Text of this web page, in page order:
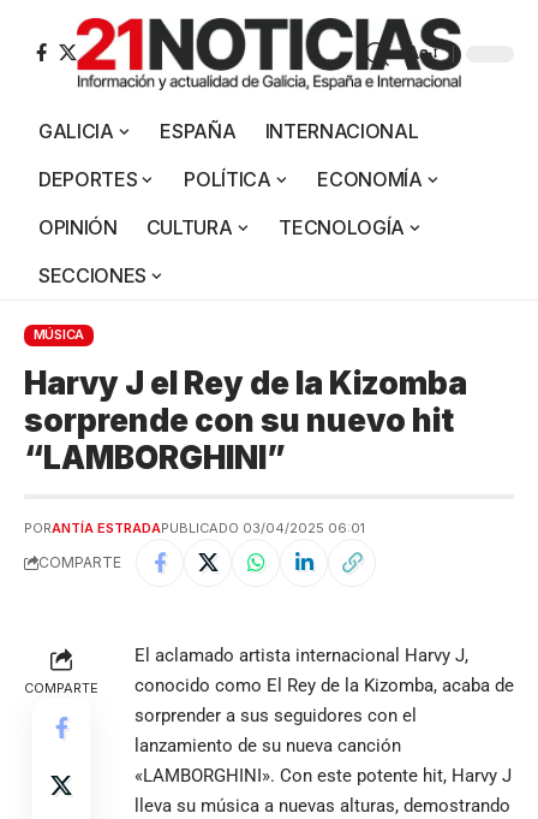
Aa
GALICIA ESPAÑA
INTERNACIONAL
DEPORTES
POLÍTICA
ECONOMÍA
OPINIÓN
CULTURA
TECNOLOGÍA
SECCIONES
MÚSICA
Harvy J el Rey de la Kizomba
sorprende con su nuevo hit
“LAMBORGHINI”
PORANTÍA ESTRADAPUBLICADO 03/04/2025 06:01
COMPARTE
COMPARTE
El aclamado artista internacional Harvy J,
conocido como El Rey de la Kizomba, acaba de
sorprender a sus seguidores con el
lanzamiento de su nueva canción
«LAMBORGHINI». Con este potente hit, Harvy J
lleva su música a nuevas alturas, demostrando